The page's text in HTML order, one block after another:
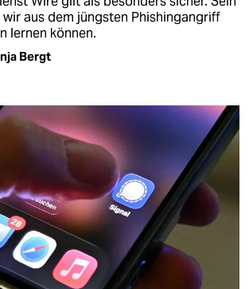
aus dem jüngsten Phishingangriff
lernen können.
Bergt